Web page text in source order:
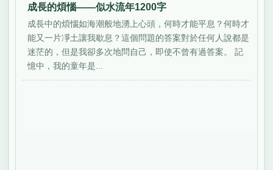
成長的煩惱——似水流年1200字
成長中的煩惱如海潮般地湧上心頭，何時才能平息？何時才
能又一片凈土讓我歇息？這個問題的答案對於任何人說都是
迷茫的，但是我卻多次地問自己，即使不曾有過答案。 記
憶中，我的童年是...